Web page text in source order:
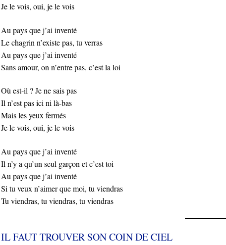
Je le vois, oui, je le vois
Au pays que j’ai inventé
Le chagrin n’existe pas, tu verras
Au pays que j’ai inventé
Sans amour, on n’entre pas, c’est la loi
Où est-il ? Je ne sais pas
Il n’est pas ici ni là-bas
Mais les yeux fermés
Je le vois, oui, je le vois
Au pays que j’ai inventé
Il n’y a qu’un seul garçon et c’est toi
Au pays que j’ai inventé
Si tu veux n’aimer que moi, tu viendras
Tu viendras, tu viendras, tu viendras
IL FAUT TROUVER SON COIN DE CIEL